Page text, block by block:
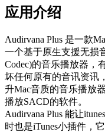
应用介绍
Audirvana Plus 是一款
一个基于原生支援无损
Codec)的音乐播放器，
坏任何原有的音讯资讯
升Mac音质的音乐播放
播放SACD的软件。
Audirvana Plus 能让
时也是iTunes小插件，